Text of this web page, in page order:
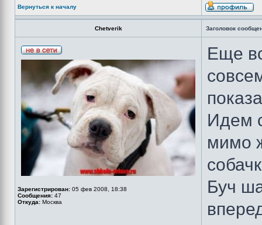
Вернуться к началу
Chetverik Заголовок
Зарегистрирован: 05 фев 2008, 18:38
Сообщения: 47
Откуда: Москва
Еще
Идем
мимо
Буч